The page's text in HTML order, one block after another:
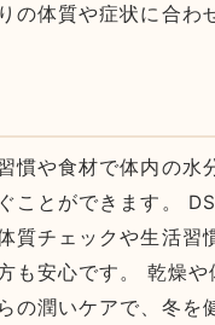
の体質や症状に合わ
慣や食材で体内の水
ことができます。
質チェックや生活習
も安心です。 乾燥
の潤いケアで、冬を